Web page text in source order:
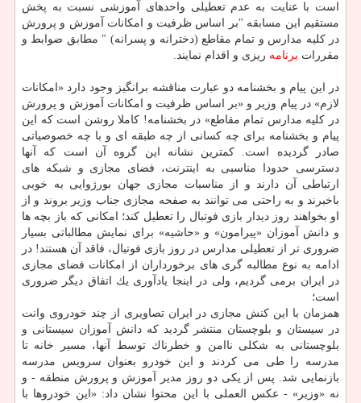
است با عنایت به عدم تعطیلی واحدهای آموزشی نسبت به پخش
مستقیم این مسابقه "بر اساس ظرفیت و امكانات آموزش و پرورش
در كلیه مدارس و تمام مقاطع (دخترانه و پسرانه) " مطابق ضوابط و
مقررات برنامه ریزی و اقدام نمایند.
در این پیام و بخشنامه دو عبارت مناقشه برانگیز وجود دارد «امكانات
لازم» در پیام وزیر و «بر اساس ظرفیت و امكانات آموزش و پرورش
در كلیه مدارس تمام مقاطع» در بخشنامه! كاملا روشن است كه این
پیام و بخشنامه برای چه كسانی از چه طبقه ای و با چه خصوصیاتی
صادر گردیده است. كمترین نشانه این گروه آن است كه آنها
دسترسی حدودا مناسبی به اینترنت، فضای مجازی و شبكه های
ارتباطی آن دارند و از مناسبات مجازی جهان بورژوایی به خوبی
باخبرند و به راحتی می توانند به صفحه مجازی جناب وزیر بروند و از
او بخواهند روز دیدار بازی فوتبال را تعطیل كند؛ امكانی كه باز بچه ها
و دانش آموزان «پیرامون» و «حاشیه» برای نمایش مطالباتی بسیار
ضروری تر از تعطیلی مدارس در روز بازی فوتبال، فاقد آن هستند! در
ادامه به نوع مطالبه گری های برخورداران از امكانات فضای مجازی
در ایران برمی گردیم، ولی در اینجا یادآوری یك اتفاق دیگر ضروری
است؛
همزمان با این كنش مجازی در ایران تصاویری از چند خودروی وانت
در سیستان و بلوچستان منتشر گردید كه دانش آموزان سیستانی و
بلوچستانی به شكلی ناامن و خطرناك توسط آنها، مسیر خانه تا
مدرسه را طی می كردند و این خودرو بعنوان سرویس مدرسه
بازنمایی شد. پس از یكی دو روز مدیر آموزش و پرورش منطقه - و
نه «وزیر» - عكس العملی با این محتوا نشان داد: «این خودروها با